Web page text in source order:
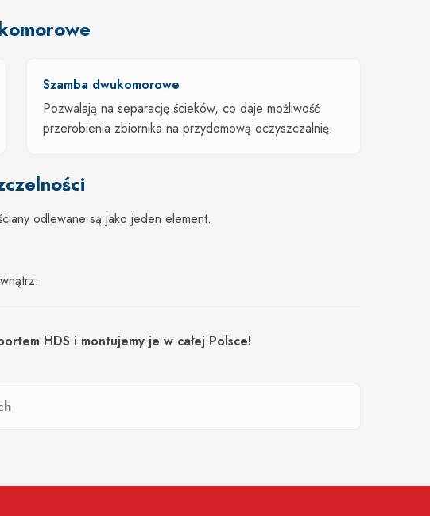
Szamba dwukomorowe
Pozwalają na separację ścieków, co daje możliwość
przerobienia zbiornika na przydomową oczyszczalnię.
odlewane są jako jeden element.
HDS i montujemy je w całej Polsce!